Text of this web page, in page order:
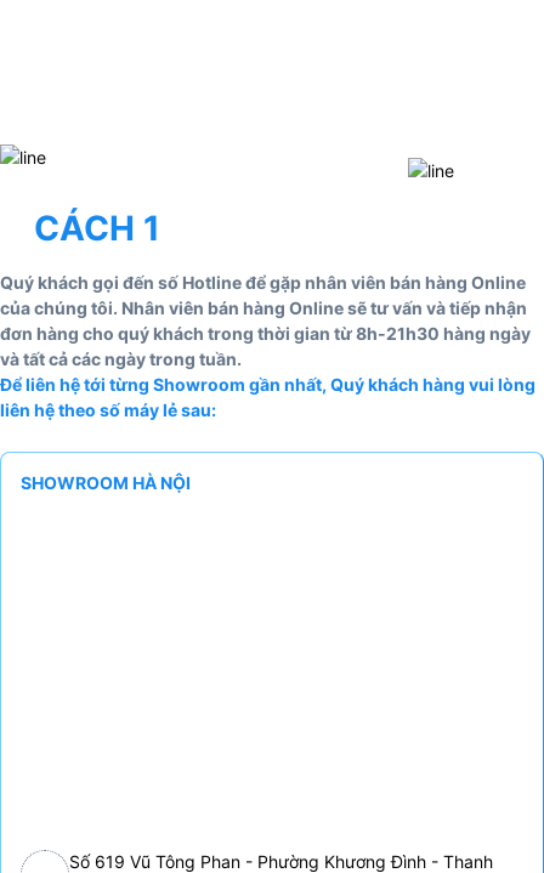
CÁCH 1
Quý khách gọi đến số Hotline để gặp nhân viên bán hàng Online
của chúng tôi. Nhân viên bán hàng Online sẽ tư vấn và tiếp nhận
đơn hàng cho quý khách trong thời gian từ 8h-21h30 hàng ngày
và tất cả các ngày trong tuần.
Để liên hệ tới từng Showroom gần nhất, Quý khách hàng vui lòng
liên hệ theo số máy lẻ sau:
SHOWROOM HÀ NỘI
Số 619 Vũ Tông Phan - Phường Khương Đình - Thanh